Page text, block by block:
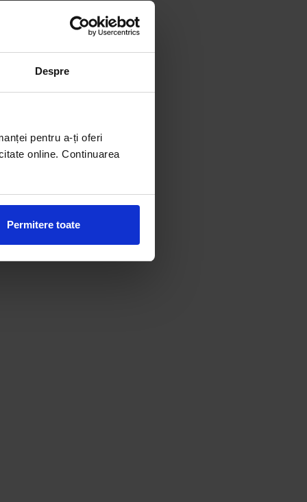
Despre
pentru a-ți oferi
online. Continuarea
Permitere toate